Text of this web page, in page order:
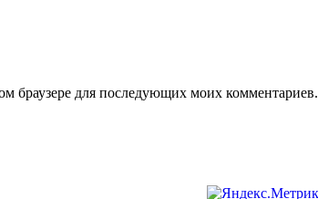
браузере для последующих моих комментариев.